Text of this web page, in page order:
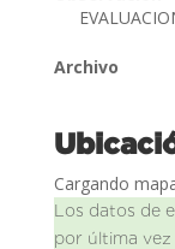
Archivo
Cargando
Los datos de
por última vez